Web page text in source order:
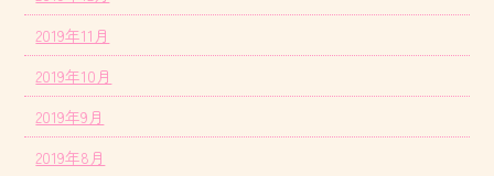
2019年11月
2019年10月
2019年9月
2019年8月